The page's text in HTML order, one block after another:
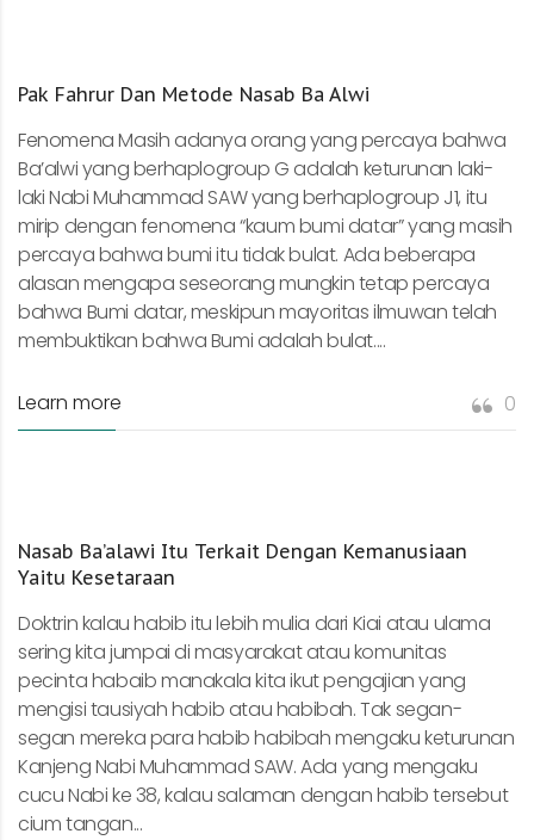
Pak Fahrur Dan Metode Nasab Ba Alwi
Fenomena Masih adanya orang yang percaya bahwa
Ba’alwi yang berhaplogroup G adalah keturunan laki-
laki Nabi Muhammad SAW yang berhaplogroup J1, itu
mirip dengan fenomena “kaum bumi datar” yang masih
percaya bahwa bumi itu tidak bulat. Ada beberapa
alasan mengapa seseorang mungkin tetap percaya
bahwa Bumi datar, meskipun mayoritas ilmuwan telah
membuktikan bahwa Bumi adalah bulat....
Learn more 0
Nasab Ba’alawi Itu Terkait Dengan Kemanusiaan
Yaitu Kesetaraan
Doktrin kalau habib itu lebih mulia dari Kiai atau ulama
sering kita jumpai di masyarakat atau komunitas
pecinta habaib manakala kita ikut pengajian yang
mengisi tausiyah habib atau habibah. Tak segan-
segan mereka para habib habibah mengaku keturunan
Kanjeng Nabi Muhammad SAW. Ada yang mengaku
cucu Nabi ke 38, kalau salaman dengan habib tersebut
cium tangan...